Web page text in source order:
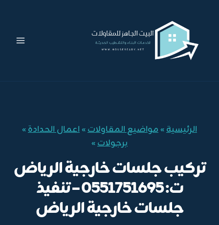
المحتوى
الرئيسية»مواضيع المقاولات»اعمال الحدادة»
برجولات»
تركيب جلسات خارجية الرياض
ت: 0551751695 – تنفيذ
جلسات خارجية الرياض